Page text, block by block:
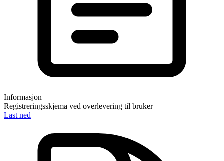
Informasjon
Registreringsskjema ved overlevering til bruker
Last ned